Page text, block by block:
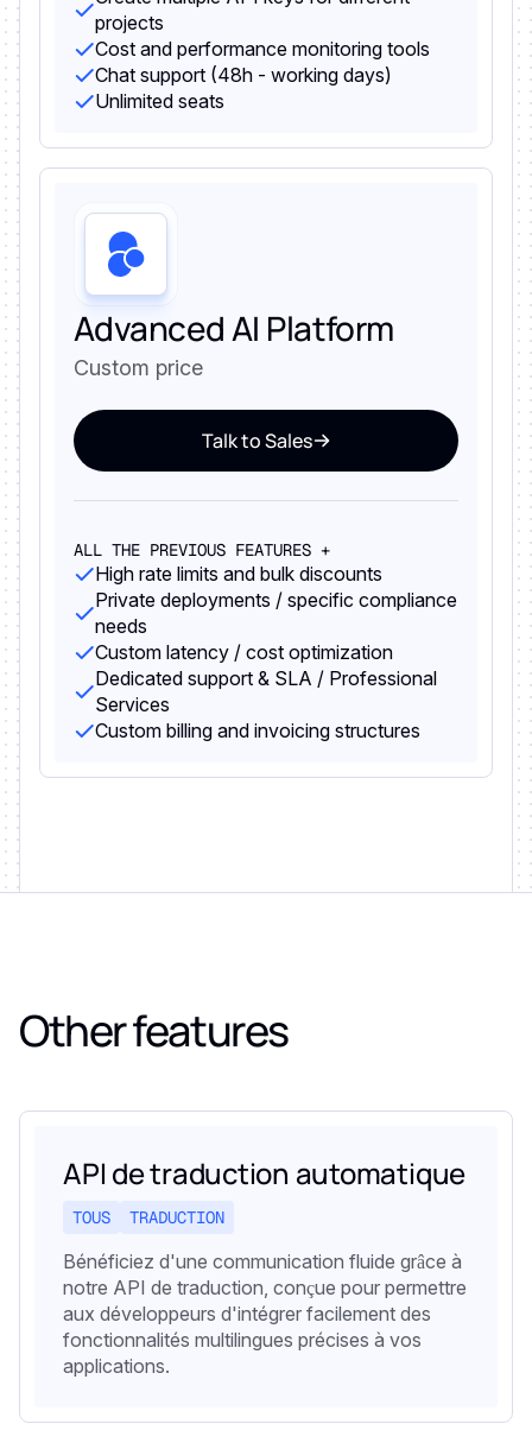
projects
Cost and performance monitoring tools
Chat support (48h - working days)
Unlimited seats
Advanced AI Platform
Custom price
Talk to Sales
ALL THE PREVIOUS FEATURES +
High rate limits and bulk discounts
Private deployments / specific compliance
needs
Custom latency / cost optimization
Dedicated support & SLA / Professional
Services
Custom billing and invoicing structures
Other features
API de traduction automatique
TOUS TRADUCTION
Bénéficiez d'une communication fluide grâce à
notre API de traduction, conçue pour permettre
aux développeurs d'intégrer facilement des
fonctionnalités multilingues précises à vos
applications.